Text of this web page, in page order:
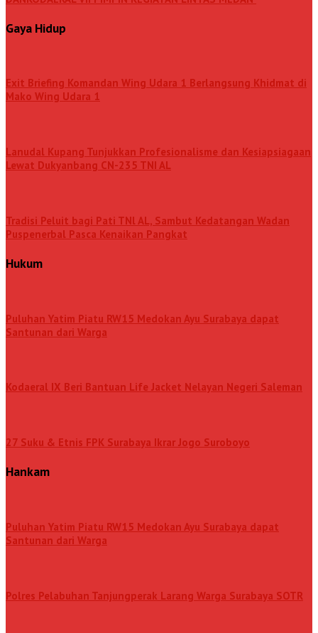
Gaya Hidup
Exit Briefing Komandan Wing Udara 1 Berlangsung Khidmat di
Mako Wing Udara 1
Lanudal Kupang Tunjukkan Profesionalisme dan Kesiapsiagaan
Lewat Dukyanbang CN-235 TNI AL
Tradisi Peluit bagi Pati TNl AL, Sambut Kedatangan Wadan
Puspenerbal Pasca Kenaikan Pangkat
Hukum
Puluhan Yatim Piatu RW15 Medokan Ayu Surabaya dapat
Santunan dari Warga
Kodaeral IX Beri Bantuan Life Jacket Nelayan Negeri Saleman
27 Suku & Etnis FPK Surabaya Ikrar Jogo Suroboyo
Hankam
Puluhan Yatim Piatu RW15 Medokan Ayu Surabaya dapat
Santunan dari Warga
Polres Pelabuhan Tanjungperak Larang Warga Surabaya SOTR